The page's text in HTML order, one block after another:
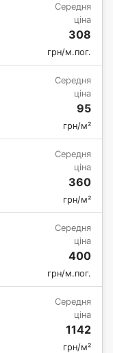
Середня
ціна
308
грн/м.пог.
Середня
ціна
95
грн/м²
Середня
ціна
360
грн/м²
Середня
ціна
400
грн/м.пог.
Середня
ціна
1142
грн/м²